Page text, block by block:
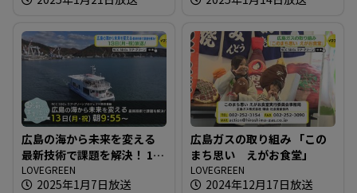
広島の海から未来を変える
最新技術で課題を解決！ 13
日（月・祝）放送
LOVEGREEN
2025年1月7日放送
広島ガスの取り組み 「この
まち思い えがお食堂」
LOVEGREEN
2024年12月17日放送